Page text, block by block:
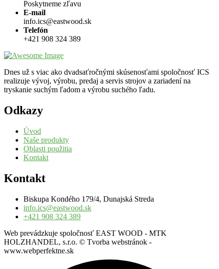
Poskytneme zľavu
E-mail
info.ics@eastwood.sk
Telefón
+421 908 324 389
Dnes už s viac ako dvadsaťročnými skúsenosťami spoločnosť ICS
realizuje vývoj, výrobu, predaj a servis strojov a zariadení na
tryskanie suchým ľadom a výrobu suchého ľadu.
Odkazy
Úvod
Naše produkty
Oblasti použitia
Kontakt
Kontakt
Biskupa Kondého 179/4, Dunajská Streda
info.ics@eastwood.sk
+421 908 324 389
Web prevádzkuje spoločnosť EAST WOOD - MTK
HOLZHANDEL, s.r.o. © Tvorba webstránok -
www.webperfektne.sk